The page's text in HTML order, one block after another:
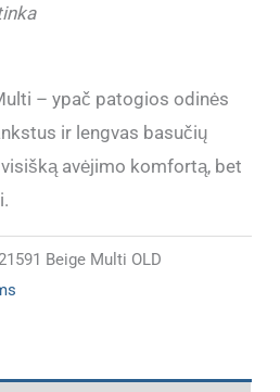
– ypač patogios odinės
ir lengvas basučių
avėjimo komfortą, bet
Beige Multi OLD